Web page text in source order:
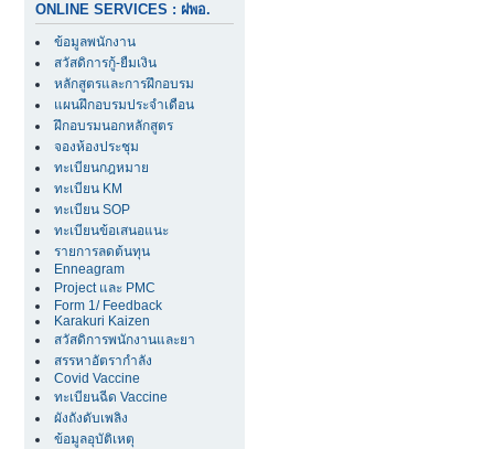
ONLINE SERVICES : ฝพอ.
ข้อมูลพนักงาน
สวัสดิการกู้-ยืมเงิน
หลักสูตรและการฝึกอบรม
แผนฝึกอบรมประจำเดือน
ฝึกอบรมนอกหลักสูตร
จองห้องประชุม
ทะเบียนกฎหมาย
ทะเบียน KM
ทะเบียน SOP
ทะเบียนข้อเสนอแนะ
รายการลดต้นทุน
Enneagram
Project และ PMC
Form 1/ Feedback
Karakuri Kaizen
สวัสดิการพนักงานและยา
สรรหาอัตรากำลัง
Covid Vaccine
ทะเบียนฉีด Vaccine
ผังถังดับเพลิง
ข้อมูลอุบัติเหตุ